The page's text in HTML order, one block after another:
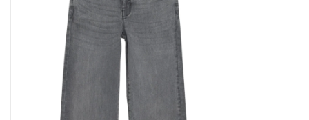
Cadeaubonnen